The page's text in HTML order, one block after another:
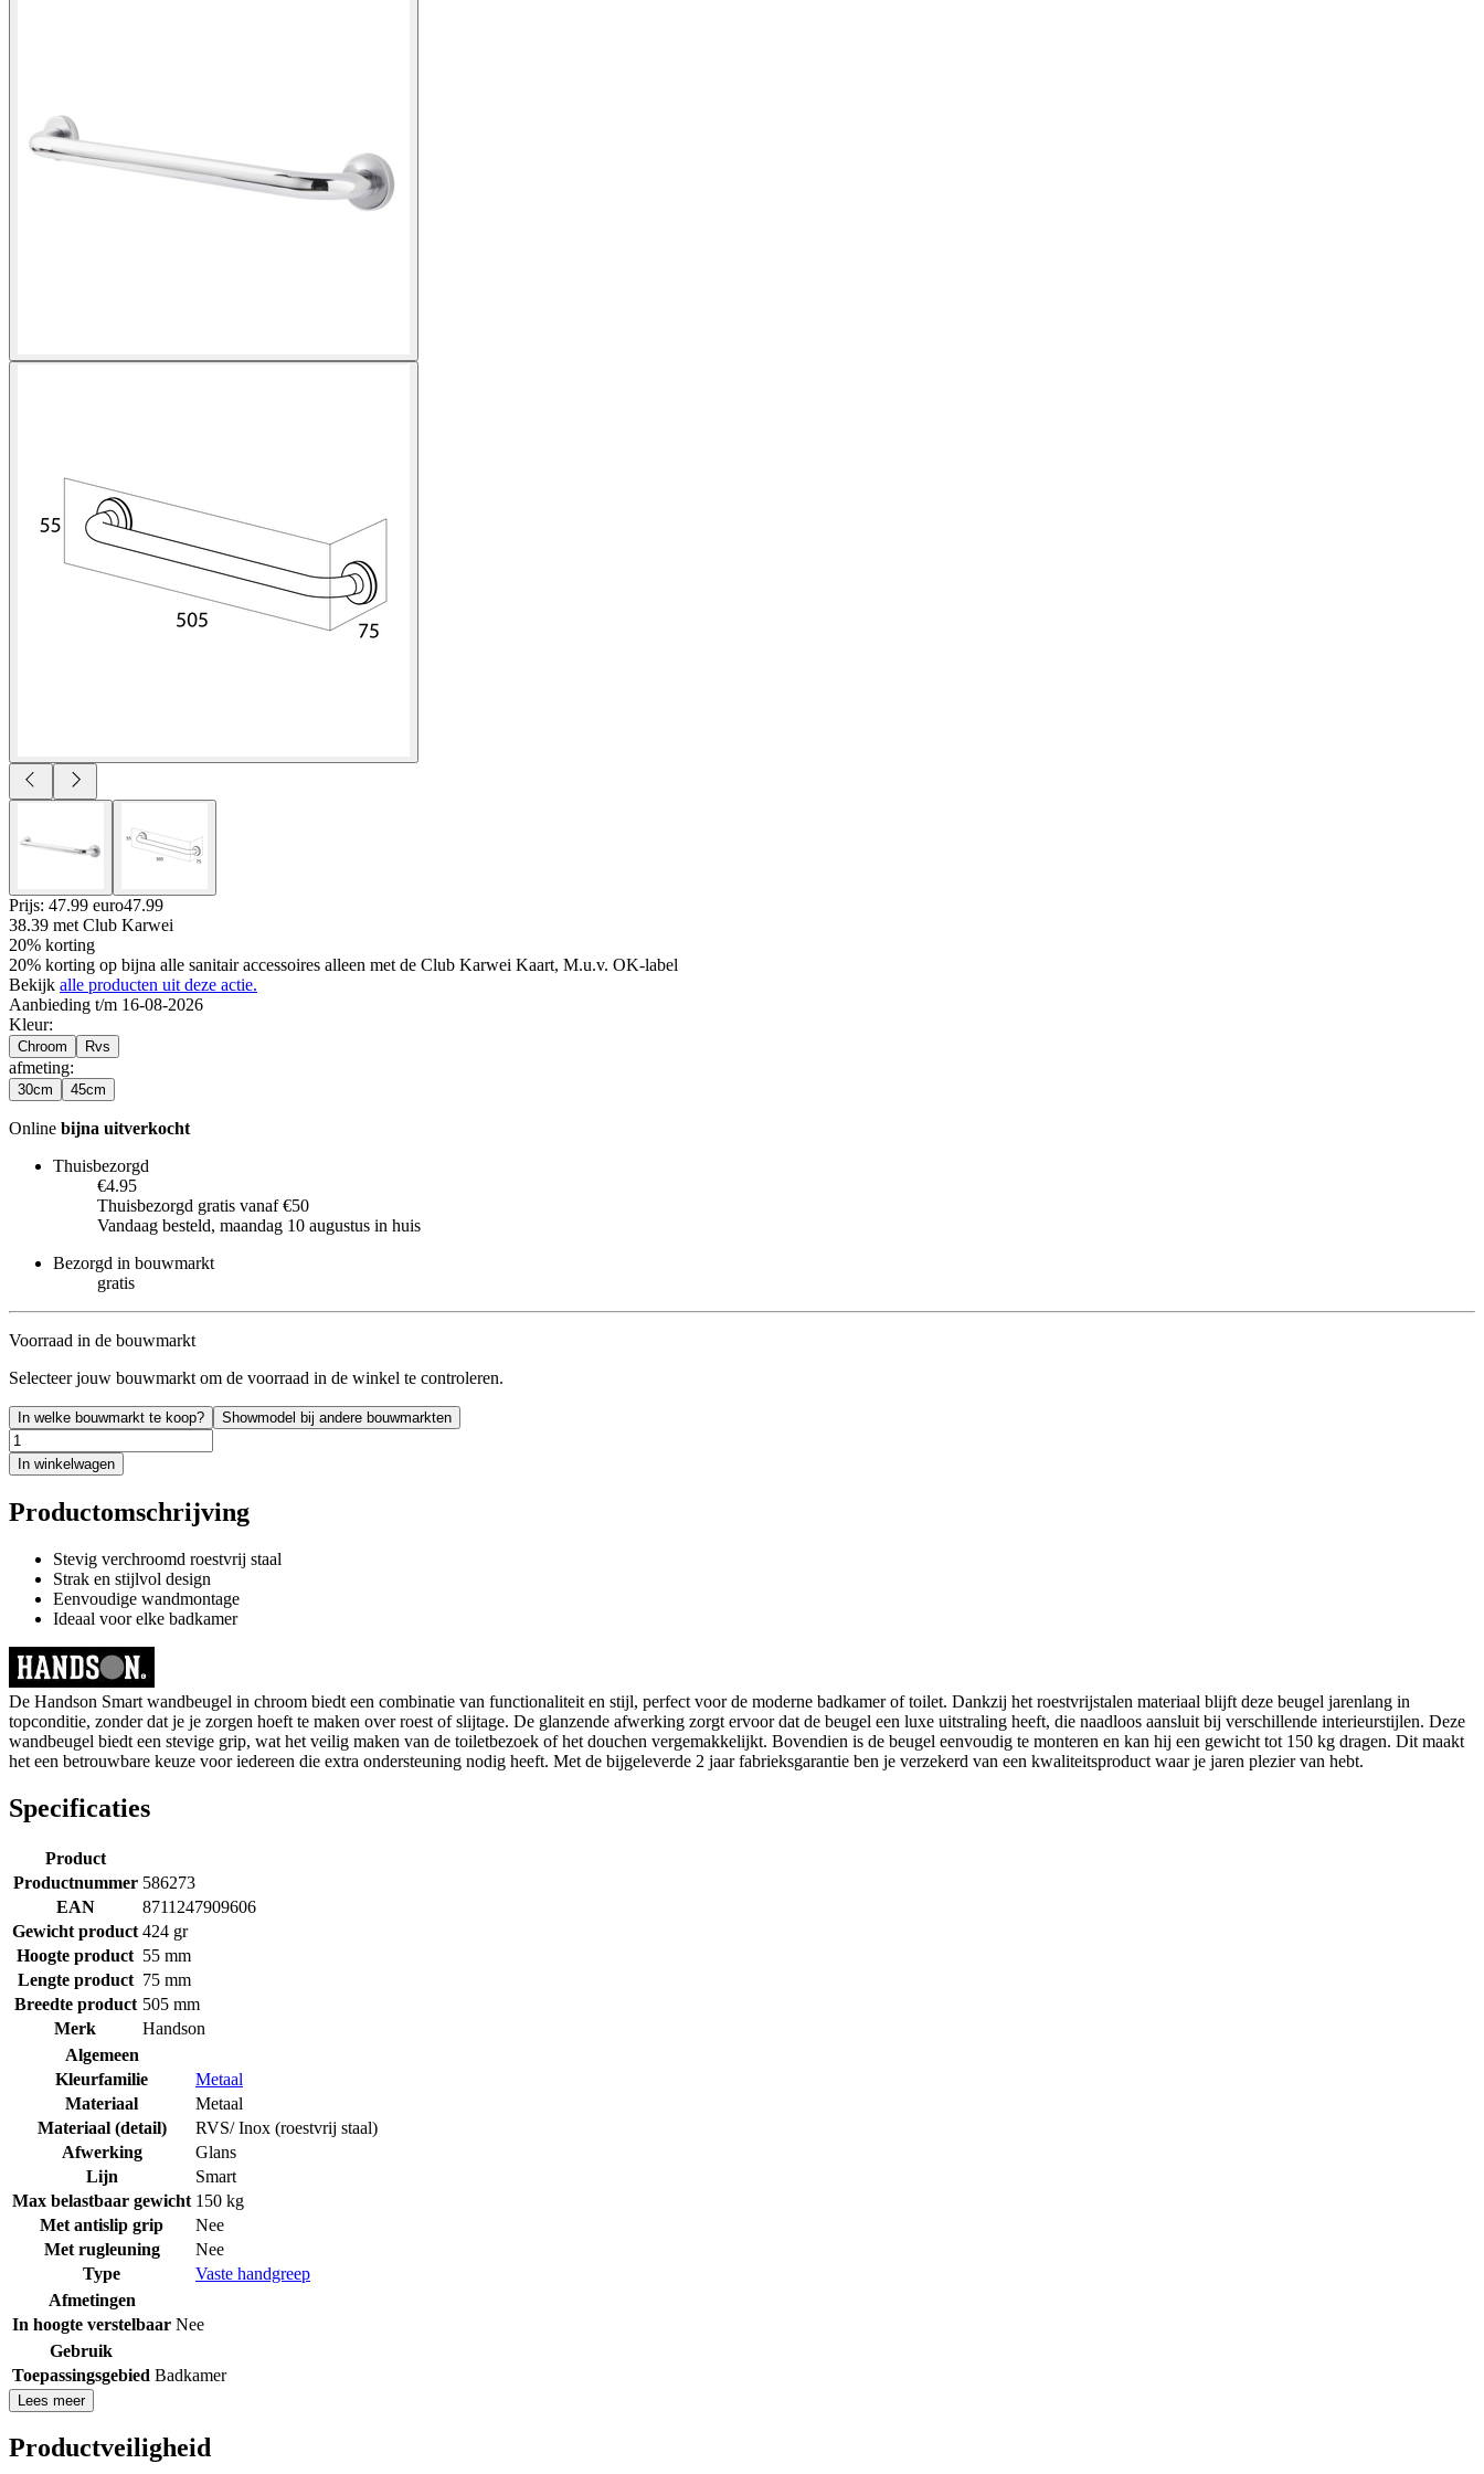
Prijs: 47.99 euro47.99
38.39 met Club Karwei
20% korting
20% korting op bijna alle sanitair accessoires alleen met de Club Karwei Kaart, M.u.v. OK-label
Bekijk alle producten uit deze actie.
Aanbieding t/m 16-08-2026
Kleur:
Chroom Rvs
afmeting:
30cm 45cm
Online bijna uitverkocht
Thuisbezorgd
€4.95
Thuisbezorgd gratis vanaf €50
Vandaag besteld, maandag 10 augustus in huis
Bezorgd in bouwmarkt
gratis
Voorraad in de bouwmarkt
Selecteer jouw bouwmarkt om de voorraad in de winkel te controleren.
In welke bouwmarkt te koop? Showmodel bij andere bouwmarkten
In winkelwagen
Productomschrijving
Stevig verchroomd roestvrij staal
Strak en stijlvol design
Eenvoudige wandmontage
Ideaal voor elke badkamer
De Handson Smart wandbeugel in chroom biedt een combinatie van functionaliteit en stijl, perfect voor de moderne badkamer of toilet. Dankzij het roestvrijstalen materiaal blijft deze beugel jarenlang in
topconditie, zonder dat je je zorgen hoeft te maken over roest of slijtage. De glanzende afwerking zorgt ervoor dat de beugel een luxe uitstraling heeft, die naadloos aansluit bij verschillende interieurstijlen. Deze
wandbeugel biedt een stevige grip, wat het veilig maken van de toiletbezoek of het douchen vergemakkelijkt. Bovendien is de beugel eenvoudig te monteren en kan hij een gewicht tot 150 kg dragen. Dit maakt
het een betrouwbare keuze voor iedereen die extra ondersteuning nodig heeft. Met de bijgeleverde 2 jaar fabrieksgarantie ben je verzekerd van een kwaliteitsproduct waar je jaren plezier van hebt.
Specificaties
Product
Productnummer 586273
EAN
8711247909606
Gewicht product 424 gr
Hoogte product 55 mm
Lengte product 75 mm
Breedte product 505 mm
Merk
Handson
Algemeen
Kleurfamilie
Metaal
Materiaal
Metaal
Materiaal (detail)
RVS/ Inox (roestvrij staal)
Afwerking
Glans
Lijn
Smart
Max belastbaar gewicht 150 kg
Met antislip grip
Nee
Met rugleuning
Nee
Type
Vaste handgreep
Afmetingen
In hoogte verstelbaar Nee
Gebruik
Toepassingsgebied Badkamer
Lees meer
Productveiligheid